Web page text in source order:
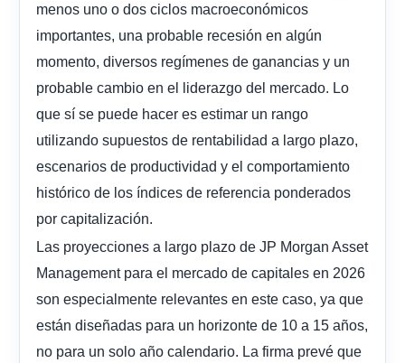
menos uno o dos ciclos macroeconómicos
importantes, una probable recesión en algún
momento, diversos regímenes de ganancias y un
probable cambio en el liderazgo del mercado. Lo
que sí se puede hacer es estimar un rango
utilizando supuestos de rentabilidad a largo plazo,
escenarios de productividad y el comportamiento
histórico de los índices de referencia ponderados
por capitalización.
Las proyecciones a largo plazo de JP Morgan Asset
Management para el mercado de capitales en 2026
son especialmente relevantes en este caso, ya que
están diseñadas para un horizonte de 10 a 15 años,
no para un solo año calendario. La firma prevé que